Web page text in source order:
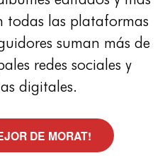
todas las plataformas
suman más de
redes sociales y
digitales.
DE MORAT!